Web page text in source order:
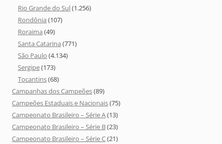
Rio Grande do Sul(1.256)
Rondônia (107)
Roraima (49)
Santa Catarina (771)
São Paulo (4.134)
Sergipe(173)
Tocantins(68)
Campanhas dos Campeões(89)
Campeões Estaduais e Nacionais(75)
Campeonato Brasileiro – Série A(13)
Campeonato Brasileiro – Série B(23)
Campeonato Brasileiro – Série C(21)